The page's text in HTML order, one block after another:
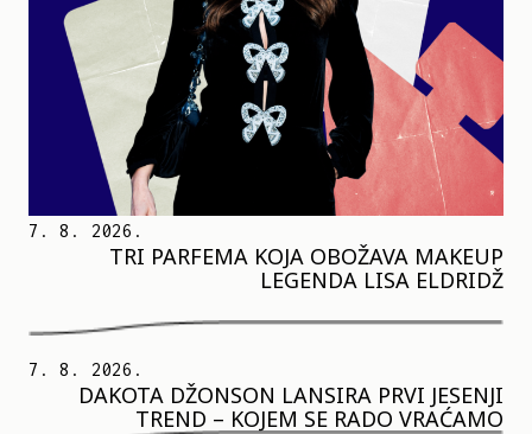
7. 8. 2026.
TRI PARFEMA KOJA OBOŽAVA MAKEUP
LEGENDA LISA ELDRIDŽ
7. 8. 2026.
DAKOTA DŽONSON LANSIRA PRVI JESENJI
TREND – KOJEM SE RADO VRAĆAMO